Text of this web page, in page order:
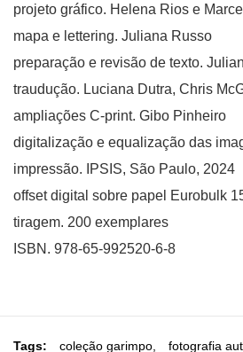
projeto gráfico. Helena Rios e
mapa e lettering. Juliana Russo
preparação e revisão de texto.
traudução. Luciana Dutra, Chris
ampliações C-print. Gibo Pinheiro
digitalização e equalização das
impressão. IPSIS, São Paulo, 2024
offset digital sobre papel Eurobulk
tiragem. 200 exemplares
ISBN. 978-65-992520-6-8
Tags: coleção garimpo fotografia